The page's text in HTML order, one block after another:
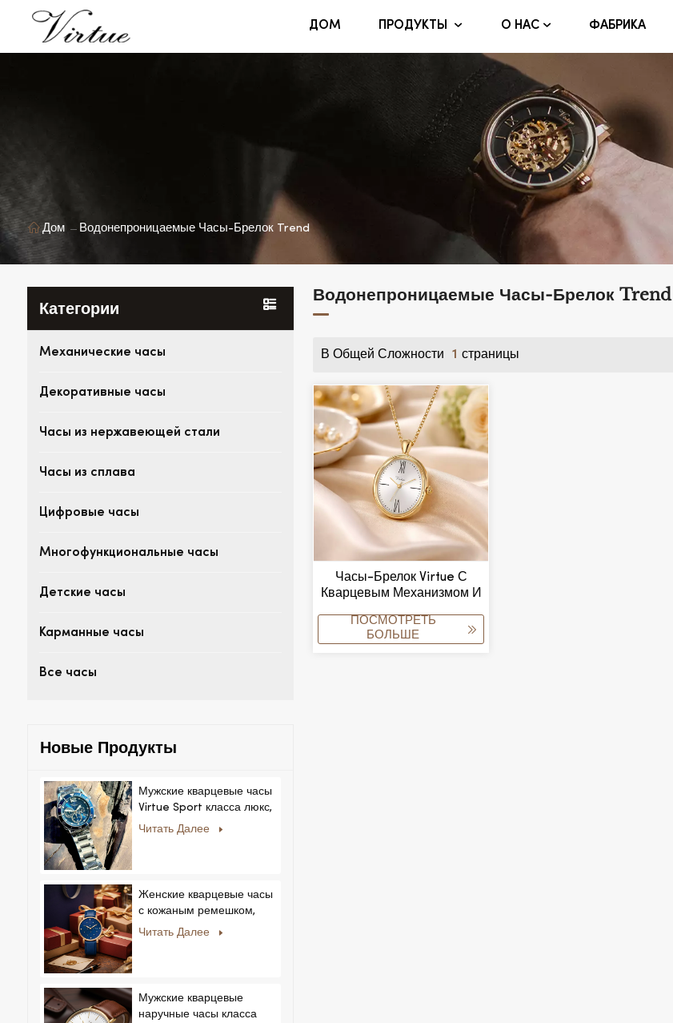
ДОМ ПРОДУКТЫ О НАС ФАБРИКА
Дом Водонепроницаемые Часы-Брелок Trend
Категории
Механические часы
Декоративные часы
Часы из нержавеющей стали
Часы из сплава
Цифровые часы
Многофункциональные часы
Детские часы
Карманные часы
Все часы
Новые Продукты
Мужские кварцевые часы
Virtue Sport класса люкс,
корпус из сплава,
логотипа на заказ для
Читать Далее
Женские кварцевые часы
с кожаным ремешком,
ультратонкие, с
Relogio, ультратонкие, с
кристаллами.
Читать Далее
Мужские кварцевые
наручные часы класса
Водонепроницаемые Часы-Брелок Trend
В Общей Сложности 1 Страницы
Часы-Брелок Virtue С
Кварцевым Механизмом И
Управления,
Водонепроницаемость
ПОСМОТРЕТЬ
БОЛЬШЕ